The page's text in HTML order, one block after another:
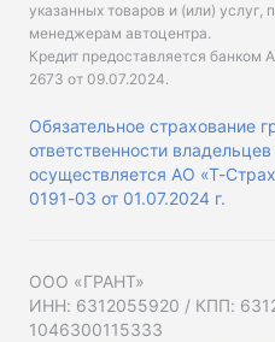
указанных товаров и (или) услуг,
менеджерам автоцентра.
Кредит предоставляется банком
2673 от 09.07.2024.
Обязательное страхование
ответственности
осуществляется АО «Т-
0191-03 от 01.07.2024 г.
ООО «ГРАНТ»
ИНН: 6312055920 / КПП:
1046300115333